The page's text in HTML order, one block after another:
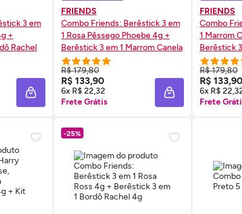
3 em
+
Rachel
❯
ADICIONAR À SACOLA
FRIENDS
Combo Friends: Berêstick 3 em
1 Rosa Pêssego Phoebe 4g +
Berêstick 3 em 1 Marrom Canela
Joey 4g
R$ 179,80
R$ 133,90
6x R$ 22,32
Frete Grátis
COMPRE AGORA ❯
ADICIONAR À
FRIENDS
Combo
1 Marrom
Berêstick
4g
R$ 179,80
R$ 133,90
6x R$
Frete
-25%